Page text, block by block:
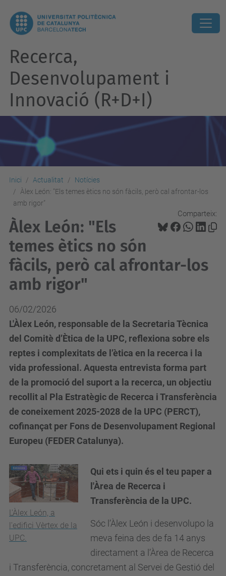
Recerca,
Desenvolupament i
Innovació (R+D+I)
Inici Actualitat
Notícies
Àlex León: "Els temes ètics no són fàcils, però cal afrontar-los
amb rigor"
Comparteix:
Àlex León: "Els
temes ètics no són
fàcils, però cal afrontar-los
amb rigor"
06/02/2026
L'Àlex León, responsable de la Secretaria Tècnica
del Comitè d’Ètica de la UPC, reflexiona sobre els
reptes i complexitats de l’ètica en la recerca i la
vida professional. Aquesta entrevista forma part
de la promoció del suport a la recerca, un objectiu
recollit al Pla Estratègic de Recerca i Transferència
de coneixement 2025-2028 de la UPC (PERCT),
cofinançat per Fons de Desenvolupament Regional
Europeu (FEDER Catalunya).
L'Àlex León, a
l'edifici Vèrtex de la
UPC.
Qui ets i quin és el teu paper a
l'Àrea de Recerca i
Transferència de la UPC.
Sóc l’Àlex León i desenvolupo la
meva feina des de fa 14 anys
directament a l’Àrea de Recerca
i Transferència, concretament al Servei de Gestió del